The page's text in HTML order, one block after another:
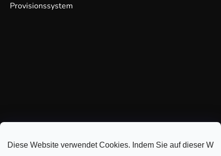
Diese Website verwendet Cookies. Indem Sie auf dieser
Provisionssystem